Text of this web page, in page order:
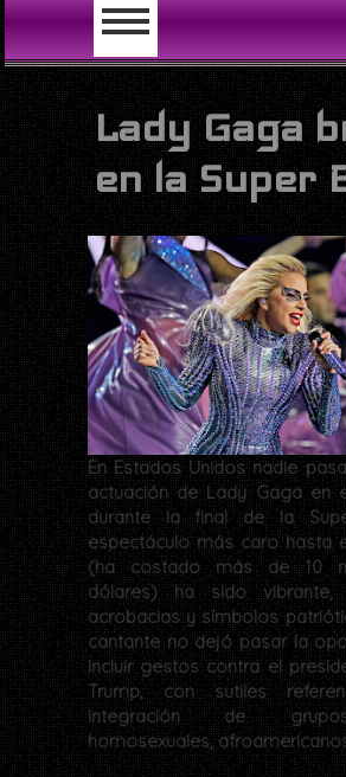
Lady Gaga
en la Super
En Estados Unidos nadie
actuación de Lady Gaga en
durante la final de la
espectáculo más caro hasta
(ha costado más de 10
dólares) ha sido vibrante,
acrobacias y símbolos
cantante no dejó pasar la
incluir gestos contra el
Trump, con sutiles
integración de
homosexuales,